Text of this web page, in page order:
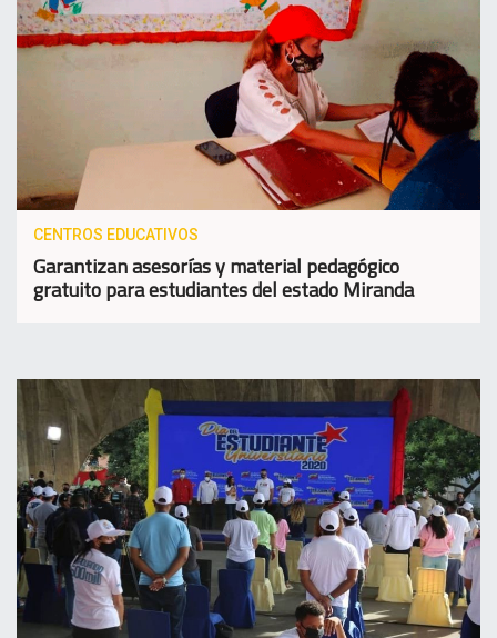
CENTROS EDUCATIVOS
Garantizan asesorías y material pedagógico
gratuito para estudiantes del estado Miranda